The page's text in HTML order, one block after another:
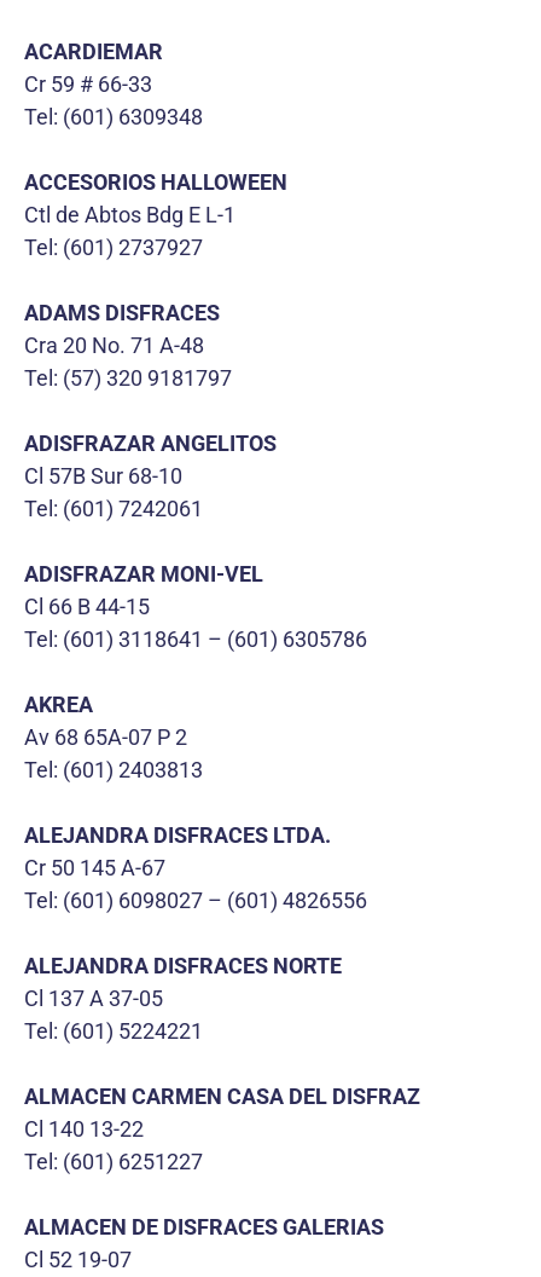
ACARDIEMAR
Cr 59 # 66-33
Tel: (601) 6309348
ACCESORIOS HALLOWEEN
Ctl de Abtos Bdg E L-1
Tel: (601) 2737927
ADAMS DISFRACES
Cra 20 No. 71 A-48
Tel: (57) 320 9181797
ADISFRAZAR ANGELITOS
Cl 57B Sur 68-10
Tel: (601) 7242061
ADISFRAZAR MONI-VEL
Cl 66 B 44-15
Tel: (601) 3118641 – (601) 6305786
AKREA
Av 68 65A-07 P 2
Tel: (601) 2403813
ALEJANDRA DISFRACES LTDA.
Cr 50 145 A-67
Tel: (601) 6098027 – (601) 4826556
ALEJANDRA DISFRACES NORTE
Cl 137 A 37-05
Tel: (601) 5224221
ALMACEN CARMEN CASA DEL DISFRAZ
Cl 140 13-22
Tel: (601) 6251227
ALMACEN DE DISFRACES GALERIAS
Cl 52 19-07